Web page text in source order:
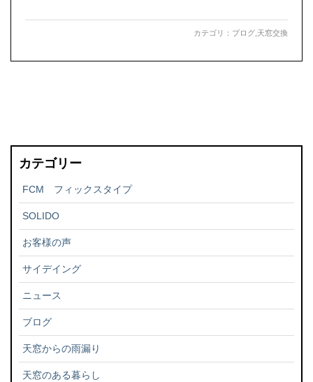
カテゴリ： ブログ 天窓交換
カテゴリー
FCM フィックスタイプ
SOLIDO
お客様の声
サイデイング
ニュース
ブログ
天窓からの雨漏り
天窓のある暮らし